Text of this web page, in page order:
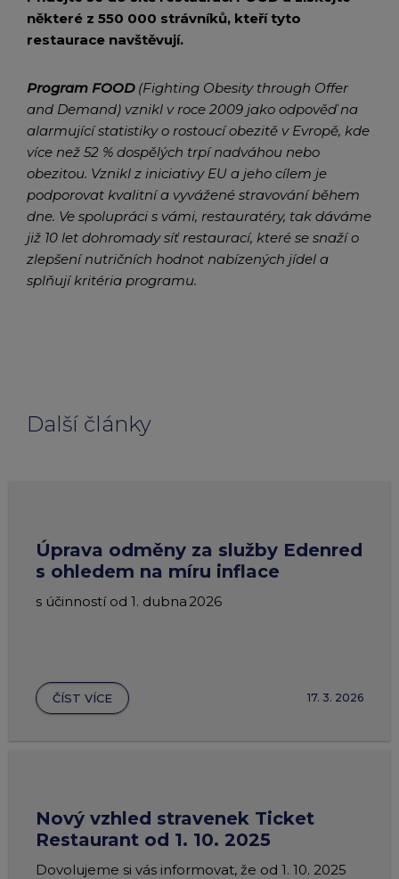
některé z 550 000 strávníků, kteří tyto
restaurace navštěvují.
Program FOOD(Fighting Obesity through Offer
and Demand) vznikl v roce 2009 jako odpověď na
alarmující statistiky o rostoucí obezitě v Evropě, kde
více než 52 % dospělých trpí nadváhou nebo
obezitou. Vznikl z iniciativy EU a jeho cílem je
podporovat kvalitní a vyvážené stravování během
dne. Ve spolupráci s vámi, restauratéry, tak dáváme
již 10 let dohromady síť restaurací, které se snaží o
zlepšení nutričních hodnot nabízených jídel a
splňují kritéria programu.
Další články
Úprava odměny za služby Edenred
s ohledem na míru inflace
s účinností od 1. dubna 2026
ČÍST VÍCE 17. 3. 2026
Nový vzhled stravenek Ticket
Restaurant od 1. 10. 2025
Dovolujeme si vás informovat, že od 1. 10. 2025